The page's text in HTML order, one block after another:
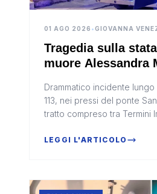
01 AGO 2026 •GIOVANNA
Tragedia sulla
muore Alessandra
Drammatico incidente lungo
113, nei pressi del ponte
tratto compreso tra Termini
Martorana, una ragazza di
LEGGI L'ARTICOLO